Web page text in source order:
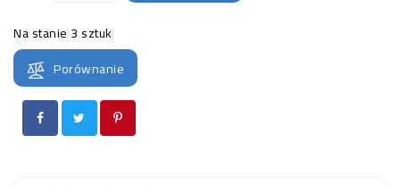
OCZKO
WODNE
(SPRZĘT)
KONTAKT
Na stanie 3 sztuk
Porównanie